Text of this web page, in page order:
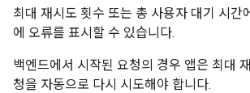
최대 재시도 횟수 또는 총 사용자 대기 시간
에 오류를 표시할 수 있습니다.
백엔드에서 시작된 요청의 경우 앱은 최대
청을 자동으로 다시 시도해야 합니다.